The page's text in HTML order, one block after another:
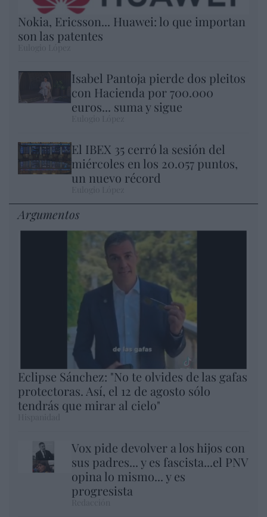
Nokia, Ericsson... Huawei: lo que importan
son las patentes
Isabel Pantoja pierde dos pleitos
con Hacienda por 700.000
euros... suma y sigue
El IBEX 35 cerró la sesión del
miércoles en los 20.057 puntos,
un nuevo récord
Argumentos
Eclipse Sánchez: "No te olvides de las gafas
protectoras. Así, el 12 de agosto sólo
tendrás que mirar al cielo"
Vox pide devolver a los hijos con
sus padres... y es fascista...el PNV
opina lo mismo... y es
progresista